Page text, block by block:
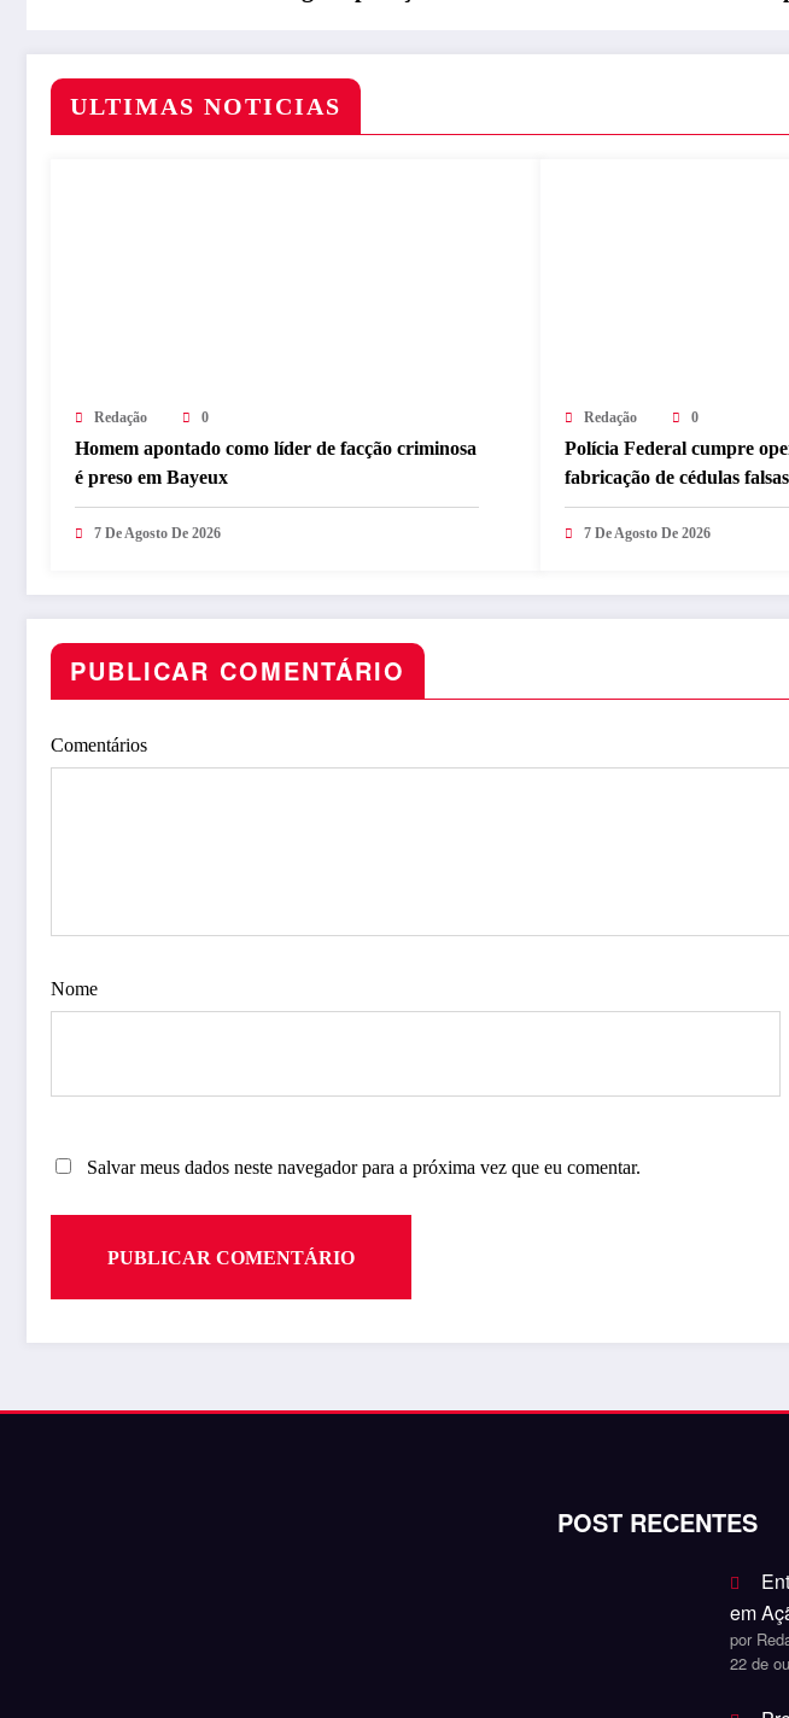
ULTIMAS NOTICIAS
Redação 0
Homem apontado como líder de facção criminosa
é preso em Bayeux
7 De Agosto De 2026
Redação 0
Polícia Federal cumpre
fabricação de cédulas
7 De Agosto De 2026
PUBLICAR COMENTÁRIO
Comentários
Nome
Salvar meus dados neste navegador para a próxima vez que eu comentar.
POST RECENTES
em
por
22 de